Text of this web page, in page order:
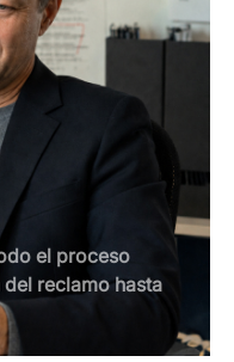
el proceso
reclamo hasta